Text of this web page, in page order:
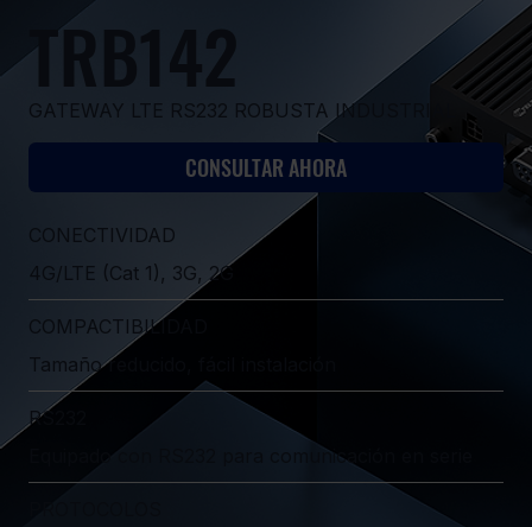
TRB142
GATEWAY LTE RS232 ROBUSTA INDUSTRIAL
CONSULTAR AHORA
CONECTIVIDAD
4G/LTE (Cat 1), 3G, 2G
COMPACTIBILIDAD
Tamaño reducido, fácil instalación
RS232
Equipado con RS232 para comunicación en serie